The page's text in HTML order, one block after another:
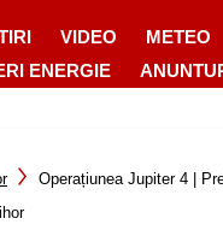
VIDEO METEO
ENERGIE
Operațiunea Jupiter 4 |